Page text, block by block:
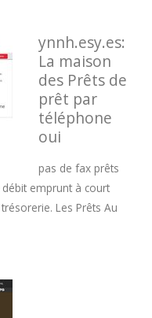
ynnh.esy.es:
La maison
des Prêts de
prêt par
téléphone
oui
pas de fax prêts
emprunt à court
Les Prêts Au